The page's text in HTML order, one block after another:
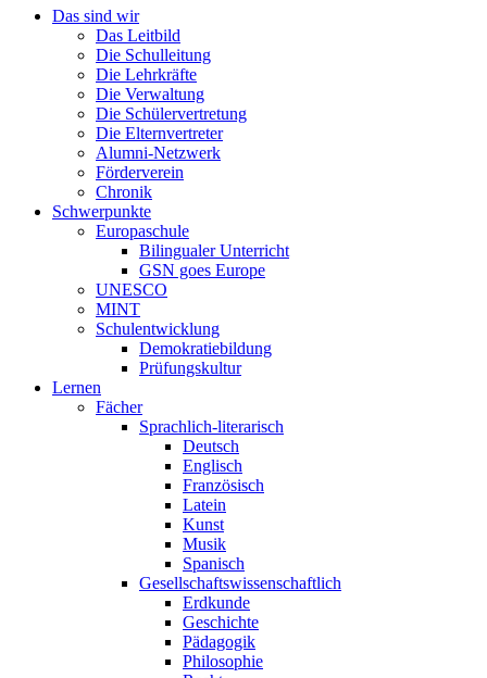
Das sind wir
Das Leitbild
Die Schulleitung
Die Lehrkräfte
Die Verwaltung
Die Schülervertretung
Die Elternvertreter
Alumni-Netzwerk
Förderverein
Chronik
Schwerpunkte
Europaschule
Bilingualer Unterricht
GSN goes Europe
UNESCO
MINT
Schulentwicklung
Demokratiebildung
Prüfungskultur
Lernen
Fächer
Sprachlich-literarisch
Deutsch
Englisch
Französisch
Latein
Kunst
Musik
Spanisch
Gesellschaftswissenschaftlich
Erdkunde
Geschichte
Pädagogik
Philosophie